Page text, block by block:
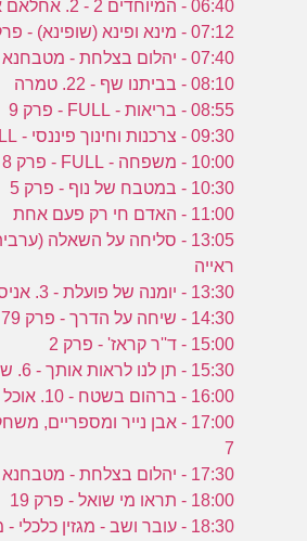
06:40 - המיוחדים 2 - 2. אחלאם אבו אלהיג'א
07:12 - מינא ופינא (שופינא) - פרק 2
07:40 - יהלום בצלחת - מטבחנא - פרק 2
08:10 - בביתנו שף - 22. טמרה
08:55 - בריאות - FULL - פרק 9
09:30 - צרכנות וחינוך פיננסי - FULL - פרק 9
10:00 - משפחה - FULL - פרק 8
10:30 - במטבח של נוף - פרק 5
11:00 - האדם חי רק פעם אחת
ראייה
13:30 - יומנה של פועלת - 3. אניסה
14:30 - שיחה על הדרך - פרק 79
15:00 - ד''ר קראז' - פרק 2
15:30 - תן לנו לראות אותך - 6. שהד עבוד
16:00 - ברהום בשטח - 10. אוכל
17:00 - אבן נייר ומספריים,
7
17:30 - יהלום בצלחת - מטבחנא - פרק 5
18:00 - תראו מי שואל - פרק 19
18:30 - עובר ושב - מגזין כלכלי - מכאן